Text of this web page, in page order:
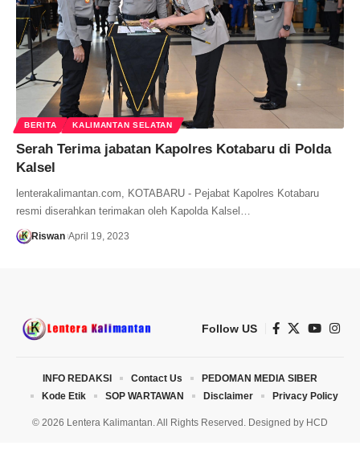
BERITA KALIMANTAN SELATAN
Serah Terima jabatan Kapolres Kotabaru di Polda
Kalsel
lenterakalimantan.com, KOTABARU - Pejabat Kapolres Kotabaru
resmi diserahkan terimakan oleh Kapolda Kalsel…
Riswan April 19, 2023
Follow US
© 2026 Lentera Kalimantan. All Rights Reserved. Designed by HCD
INFO REDAKSI Contact Us
PEDOMAN MEDIA SIBER
Kode Etik
SOP WARTAWAN Disclaimer Privacy Policy